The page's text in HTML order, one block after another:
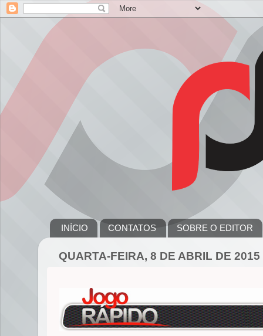
INÍCIO CONTATOS SOBRE O EDITOR
QUARTA-FEIRA, 8 DE ABRIL DE 2015